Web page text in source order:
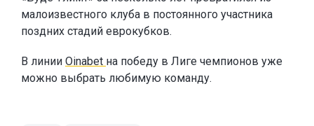
малоизвестного клуба в постоянного участника
поздних стадий еврокубков.
В линии Oinabet на победу в Лиге чемпионов уже
можно выбрать любимую команду.